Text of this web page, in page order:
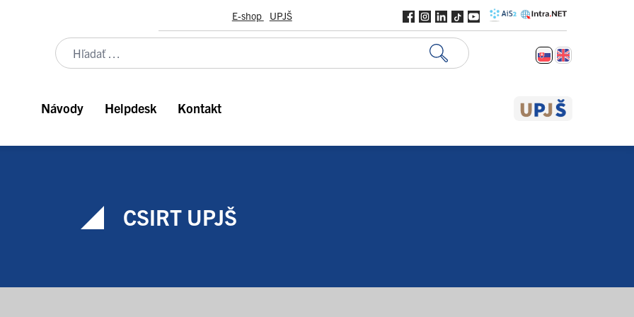
E-shop UPJŠ
Návody Helpdesk Kontakt
CSIRT UPJŠ